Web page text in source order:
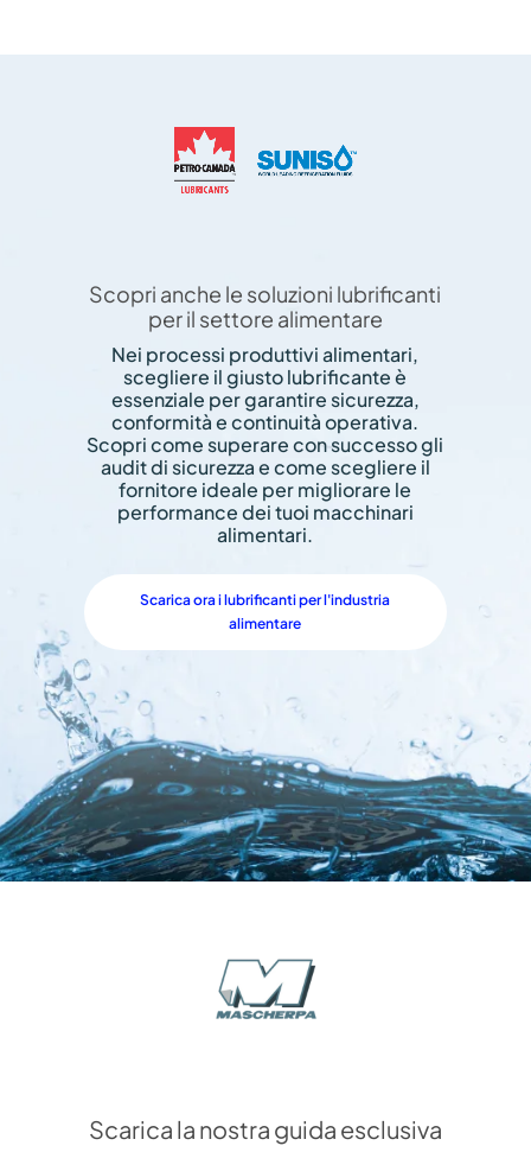
Scopri anche le soluzioni lubrificanti
per il settore alimentare
Nei processi produttivi alimentari,
scegliere il giusto lubrificante è
essenziale per garantire sicurezza,
conformità e continuità operativa.
Scopri come superare con successo gli
audit di sicurezza e come scegliere il
fornitore ideale per migliorare le
performance dei tuoi macchinari
alimentari.
Scarica ora i lubrificanti per l'industria
alimentare
Scarica la nostra guida esclusiva